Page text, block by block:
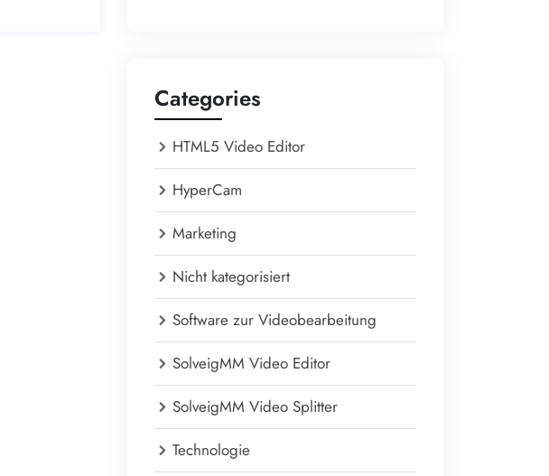
Categories
HTML5 Video Editor
HyperCam
Marketing
Nicht kategorisiert
Software zur Videobearbeitung
SolveigMM Video Editor
SolveigMM Video Splitter
Technologie